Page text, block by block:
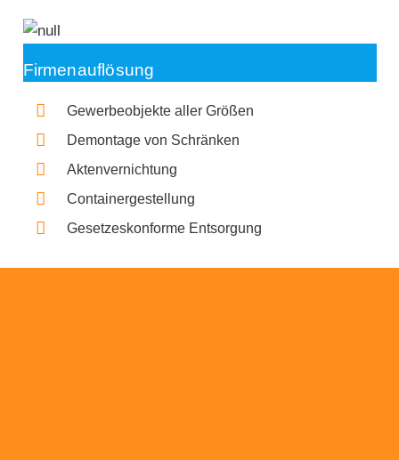
Firmenauflösung
Gewerbeobjekte aller Größen
Demontage von Schränken
Aktenvernichtung
Containergestellung
Gesetzeskonforme Entsorgung